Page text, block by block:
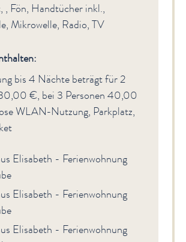
, Fön, Handtücher inkl.,
Mikrowelle, Radio, TV
bis 4 Nächte beträgt für 2
€, bei 3 Personen 40,00
WLAN-Nutzung, Parkplatz,